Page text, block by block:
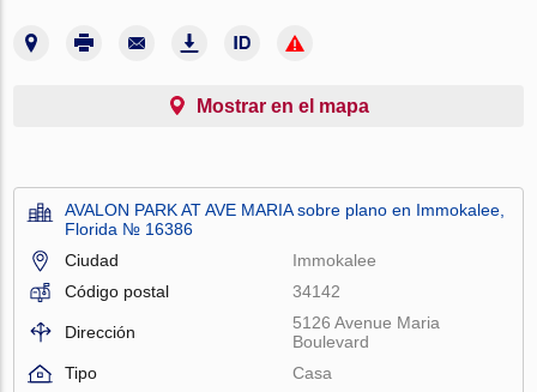
Mostrar en el mapa
AVALON PARK AT AVE MARIA sobre plano en Immokalee,
Florida № 16386
Ciudad
Immokalee
Código postal
34142
Dirección
5126 Avenue Maria
Boulevard
Tipo
Casa